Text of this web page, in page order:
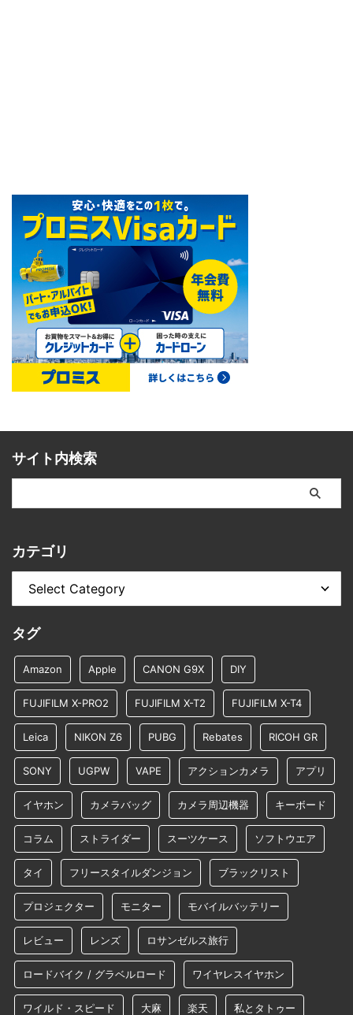
サイト内検索
カテゴリ
タグ
Amazon Apple CANON G9X DIY
FUJIFILM X-PRO2 FUJIFILM X-T2 FUJIFILM X-T4
Leica NIKON Z6 PUBG Rebates RICOH GR
SONY UGPW VAPE アクションカメラ アプリ
イヤホン カメラバッグ カメラ周辺機器 キーボード
コラム ストライダー スーツケース ソフトウエア
タイ フリースタイルダンジョン ブラックリスト
プロジェクター モニター モバイルバッテリー
レビュー レンズ ロサンゼルス旅行
ロードバイク / グラベルロード ワイヤレスイヤホン
ワイルド・スピード 大麻 楽天 私とタトゥー